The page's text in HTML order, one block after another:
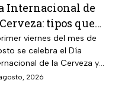
Internacional de
tipos que
con base en su
y fermentación
viernes del mes de
se celebra el Día
de la Cerveza y
celebrarlo
2026